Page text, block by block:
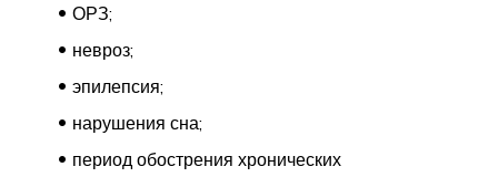
ОРЗ;
невроз;
эпилепсия;
нарушения сна;
период обострения хронических